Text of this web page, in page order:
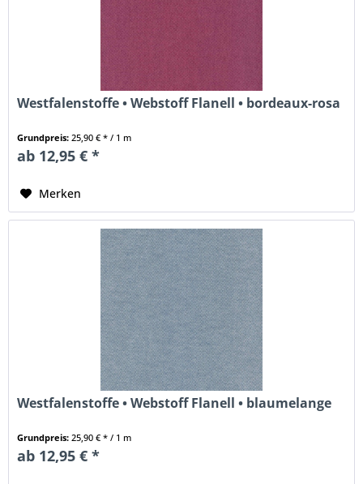
Westfalenstoffe • Webstoff Flanell • bordeaux-rosa
Grundpreis: 25,90 € * / 1 m
ab 12,95 € *
Merken
Westfalenstoffe • Webstoff Flanell • blaumelange
Grundpreis: 25,90 € * / 1 m
ab 12,95 € *